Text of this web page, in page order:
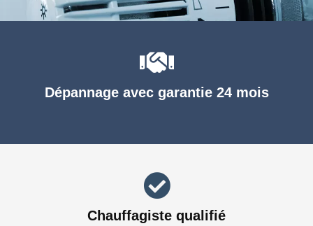
Dépannage avec garantie 24 mois
Chauffagiste qualifié